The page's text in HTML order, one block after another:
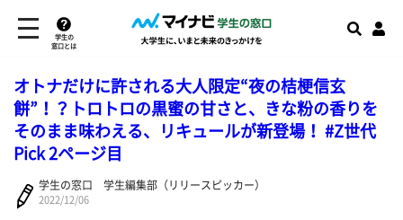
学生の
窓口とは
オトナだけに許される大人限定“夜の桔梗信玄
餅”！？トロトロの黒蜜の甘さと、きな粉の香りを
そのまま味わえる、リキュールが新登場！ #Z世代
Pick 2ページ目
学生の窓口 学生編集部（リリースピッカー）
2022/12/06